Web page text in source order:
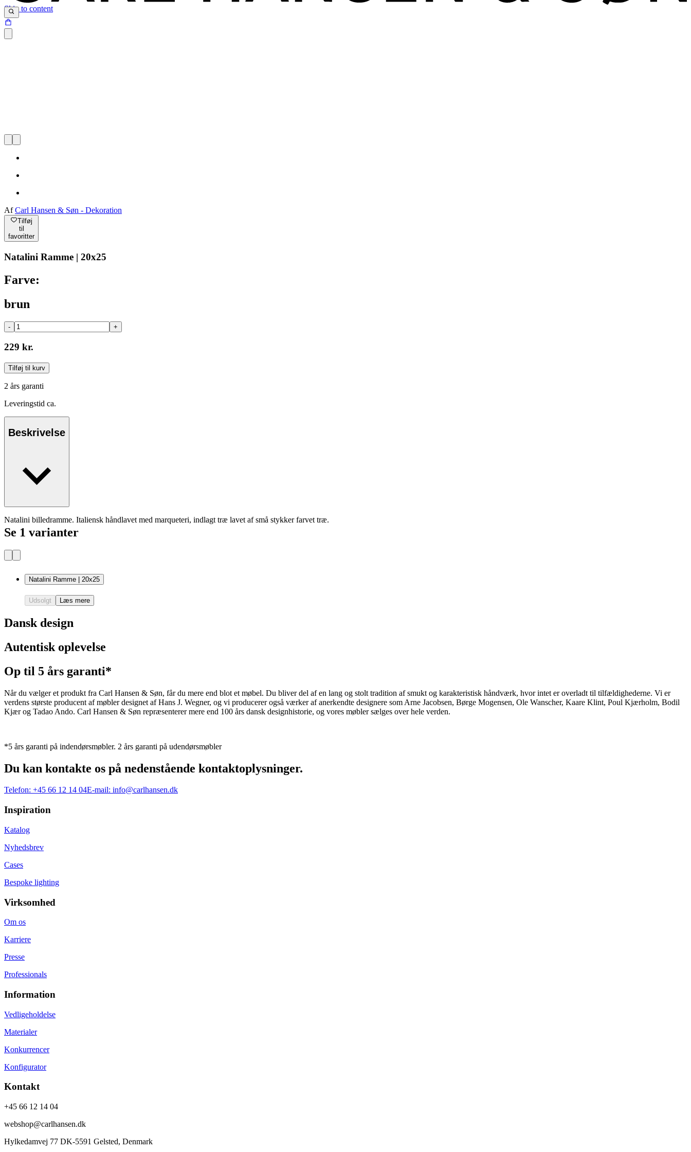
Skip to content
AfCarl Hansen & Søn - Dekoration
Tilføj
til
favoritter
Natalini Ramme | 20x25
Farve:
brun
- +
229 kr.
Tilføj til kurv
2 års garanti
Leveringstid ca.
Beskrivelse
Natalini billedramme. Italiensk håndlavet med marqueteri, indlagt træ lavet af små stykker farvet træ.
Se 1 varianter
Natalini Ramme | 20x25
Udsolgt Læs mere
Dansk design
Autentisk oplevelse
Op til 5 års garanti*
Når du vælger et produkt fra Carl Hansen & Søn, får du mere end blot et møbel. Du bliver del af en lang og stolt tradition af smukt og karakteristisk håndværk, hvor intet er overladt til tilfældighederne. Vi er
verdens største producent af møbler designet af Hans J. Wegner, og vi producerer også værker af anerkendte designere som Arne Jacobsen, Børge Mogensen, Ole Wanscher, Kaare Klint, Poul Kjærholm, Bodil
Kjær og Tadao Ando. Carl Hansen & Søn repræsenterer mere end 100 års dansk designhistorie, og vores møbler sælges over hele verden.
*5 års garanti på indendørsmøbler. 2 års garanti på udendørsmøbler
Du kan kontakte os på nedenstående kontaktoplysninger.
Telefon: +45 66 12 14 04E-mail: info@carlhansen.dk
Inspiration
Katalog
Nyhedsbrev
Cases
Bespoke lighting
Virksomhed
Om os
Karriere
Presse
Professionals
Information
Vedligeholdelse
Materialer
Konkurrencer
Konfigurator
Kontakt
+45 66 12 14 04
webshop@carlhansen.dk
Hylkedamvej 77 DK-5591 Gelsted, Denmark